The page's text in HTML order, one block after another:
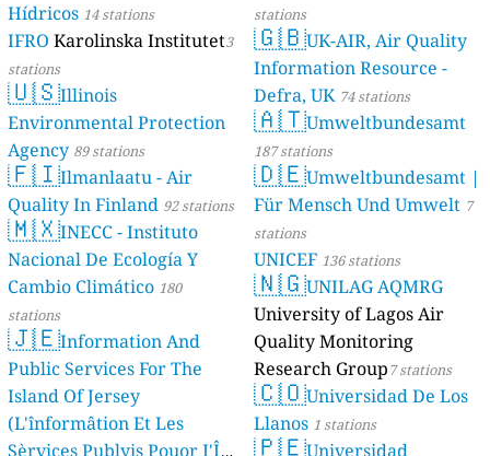
Hídricos 14 stations
IFRO Karolinska Institutet3
stations
🇺🇸Illinois
Environmental Protection
Agency 89 stations
🇫🇮Ilmanlaatu - Air
Quality In Finland 92 stations
🇲🇽INECC - Instituto
Nacional De Ecología Y
Cambio Climático 180
stations
🇯🇪Information And
Public Services For The
Island Of Jersey
(L'înformâtion Et Les
Sèrvices Publyis Pouor I'Île
stations
🇬🇧UK-AIR, Air Quality
Information Resource -
Defra, UK 74 stations
🇦🇹Umweltbundesamt
187 stations
🇩🇪Umweltbundesamt |
Für Mensch Und Umwelt 7
stations
UNICEF 136 stations
🇳🇬UNILAG AQMRG
University of Lagos Air
Quality Monitoring
Research Group7 stations
🇨🇴Universidad De Los
Llanos 1 stations
🇵🇪Universidad